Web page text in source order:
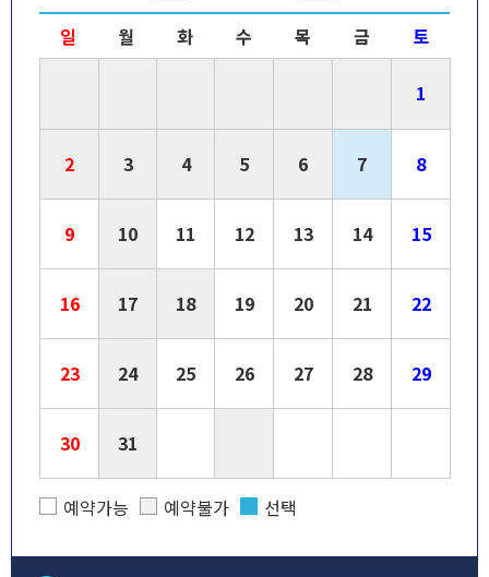
일 월 화 수 목 금 토
1
2 3 4 5 6 7 8
9 10 11 12 13 14 15
16 17 18 19 20 21 22
23 24 25 26 27 28 29
30 31
예약가능 예약불가 선택